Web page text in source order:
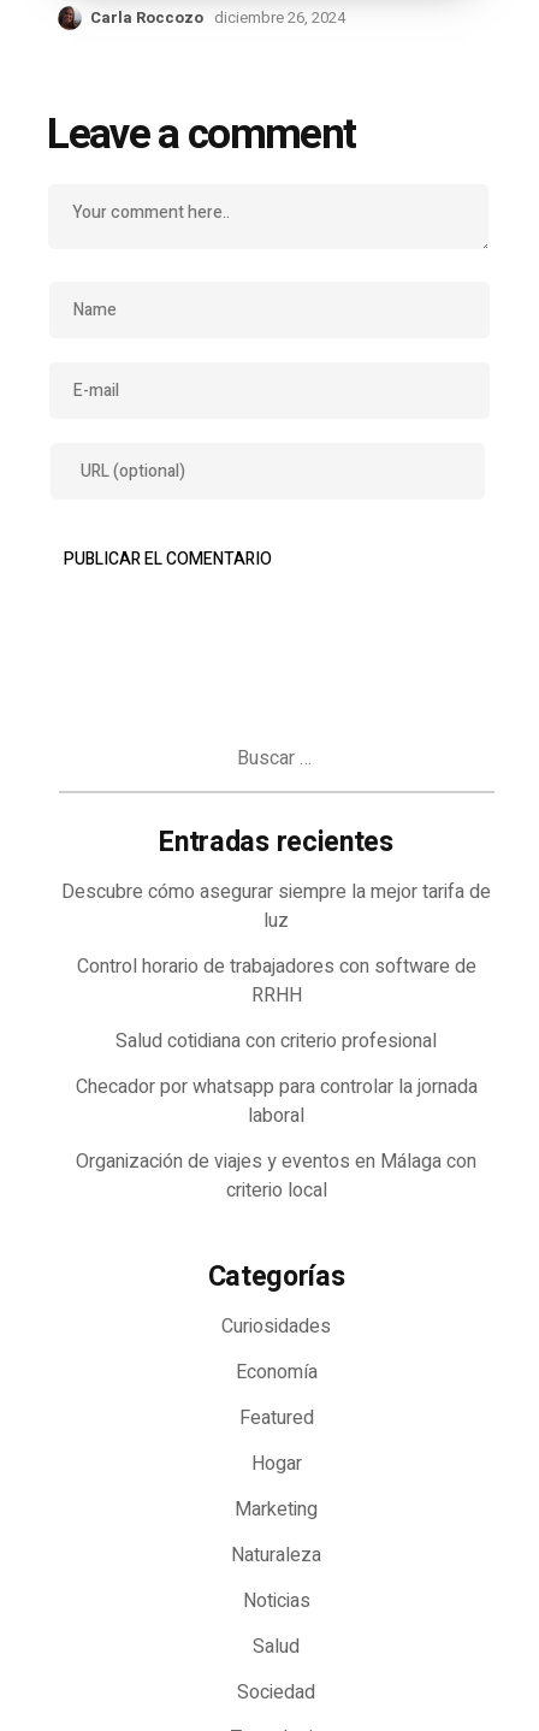
Carla Roccozo diciembre 26, 2024
Leave a comment
Entradas recientes
Descubre cómo asegurar siempre la mejor tarifa de
luz
Control horario de trabajadores con software de
RRHH
Salud cotidiana con criterio profesional
Checador por whatsapp para controlar la jornada
laboral
Organización de viajes y eventos en Málaga con
criterio local
Categorías
Curiosidades
Economía
Featured
Hogar
Marketing
Naturaleza
Noticias
Salud
Sociedad